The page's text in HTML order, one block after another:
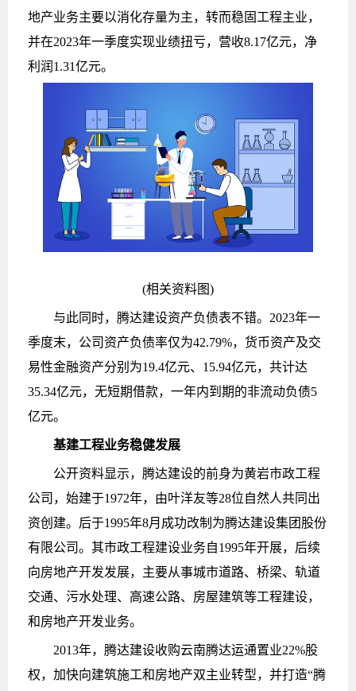
地产业务主要以消化存量为主，转而稳固工程主业，
并在2023年一季度实现业绩扭亏，营收8.17亿元，净
利润1.31亿元。
(相关资料图)
与此同时，腾达建设资产负债表不错。2023年一
季度末，公司资产负债率仅为42.79%，货币资产及交
易性金融资产分别为19.4亿元、15.94亿元，共计达
35.34亿元，无短期借款，一年内到期的非流动负债5
亿元。
基建工程业务稳健发展
公开资料显示，腾达建设的前身为黄岩市政工程
公司，始建于1972年，由叶洋友等28位自然人共同出
资创建。后于1995年8月成功改制为腾达建设集团股份
有限公司。其市政工程建设业务自1995年开展，后续
向房地产开发发展，主要从事城市道路、桥梁、轨道
交通、污水处理、高速公路、房屋建筑等工程建设，
和房地产开发业务。
2013年，腾达建设收购云南腾达运通置业22%股
权，加快向建筑施工和房地产双主业转型，并打造“腾